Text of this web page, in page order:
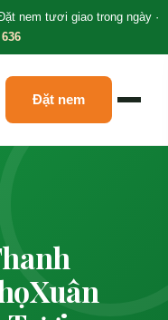
nem tươi giao trong ngày ·
Đặt nem